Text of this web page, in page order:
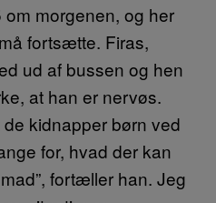
morgenen, og her
fortsætte. Firas,
ud af bussen og hen
at han er nervøs.
de kidnapper børn ved
for, hvad der kan
fortæller han. Jeg